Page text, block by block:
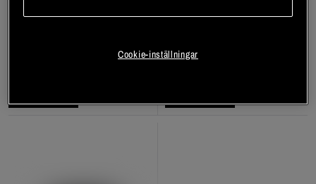
Star Nutrition Gear
Cookie-inställningar